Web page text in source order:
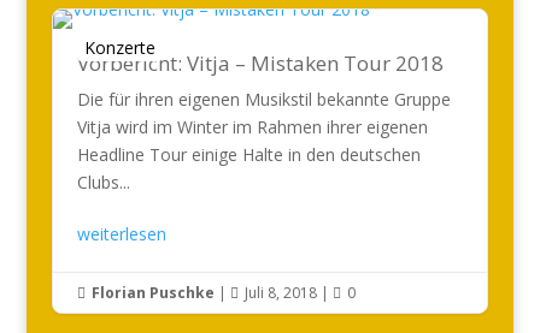
Konzerte
Vorbericht: Vitja – Mistaken Tour 2018
Die für ihren eigenen Musikstil bekannte Gruppe
Vitja wird im Winter im Rahmen ihrer eigenen
Headline Tour einige Halte in den deutschen
Clubs...
weiterlesen
 Florian Puschke |  Juli 8, 2018|  0